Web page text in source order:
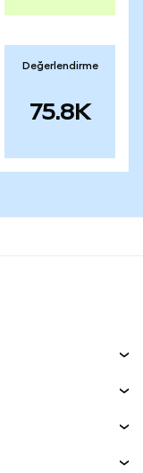
Değerlendirme
75.8K